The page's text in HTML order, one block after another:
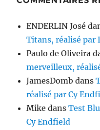
ENDERLIN José
Titans, réalisé par
Paulo de Oliveira
merveilleux,
JamesDomb dans
réalisé par Cy
Mike dansTest
Cy Endfield